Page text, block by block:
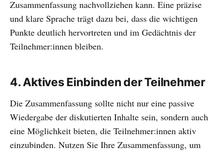
Zusammenfassung nachvollziehen kann. Eine präzise
und klare Sprache trägt dazu bei, dass die wichtigen
Punkte deutlich hervortreten und im Gedächtnis der
Teilnehmer:innen bleiben.
4.Aktives Einbinden der Teilnehmer
Die Zusammenfassung sollte nicht nur eine passive
Wiedergabe der diskutierten Inhalte sein, sondern auch
eine Möglichkeit bieten, die Teilnehmer:innen aktiv
einzubinden. Nutzen Sie Ihre Zusammenfassung, um